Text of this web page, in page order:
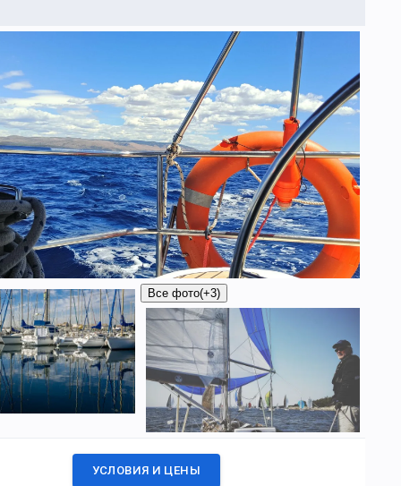
Все фото(+3)
УСЛОВИЯ И ЦЕНЫ